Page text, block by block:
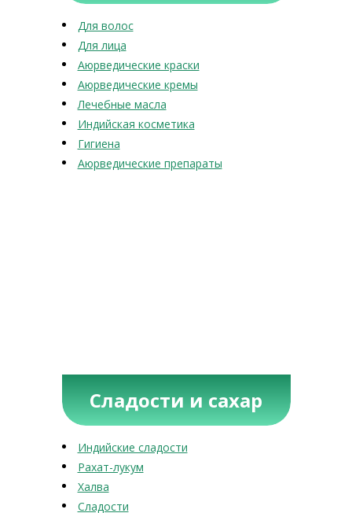
Для волос
Для лица
Аюрведические краски
Аюрведические кремы
Лечебные масла
Индийская косметика
Гигиена
Аюрведические препараты
Сладости и сахар
Индийские сладости
Рахат-лукум
Халва
Сладости